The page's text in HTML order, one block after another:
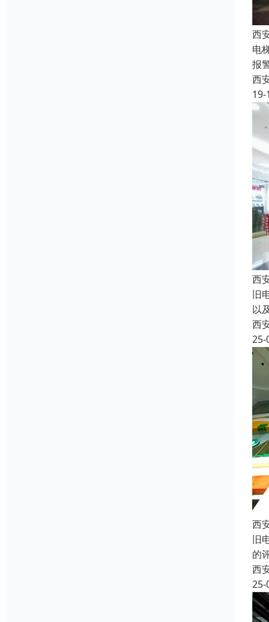
西
电
报
西
19-
西
旧
以
西
25-
西
旧
的
西
25-